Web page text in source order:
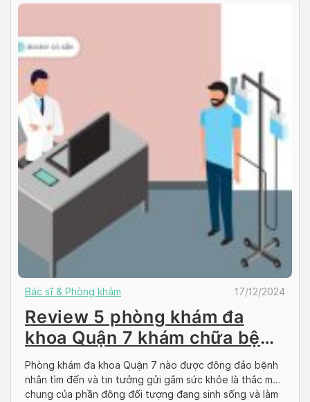
Bác sĩ & Phòng khám 17/12/2024
Review 5 phòng khám đa
khoa Quận 7 khám chữa bệnh
giá rẻ
Phòng khám đa khoa Quận 7 nào được đông đảo bệnh
nhân tìm đến và tin tưởng gửi gắm sức khỏe là thắc mắc
chung của phần đông đối tượng đang sinh sống và làm